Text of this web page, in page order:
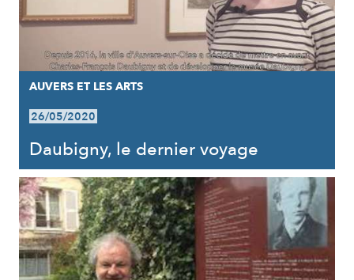
AUVERS ET LES ARTS
26/05/2020
Daubigny, le dernier voyage